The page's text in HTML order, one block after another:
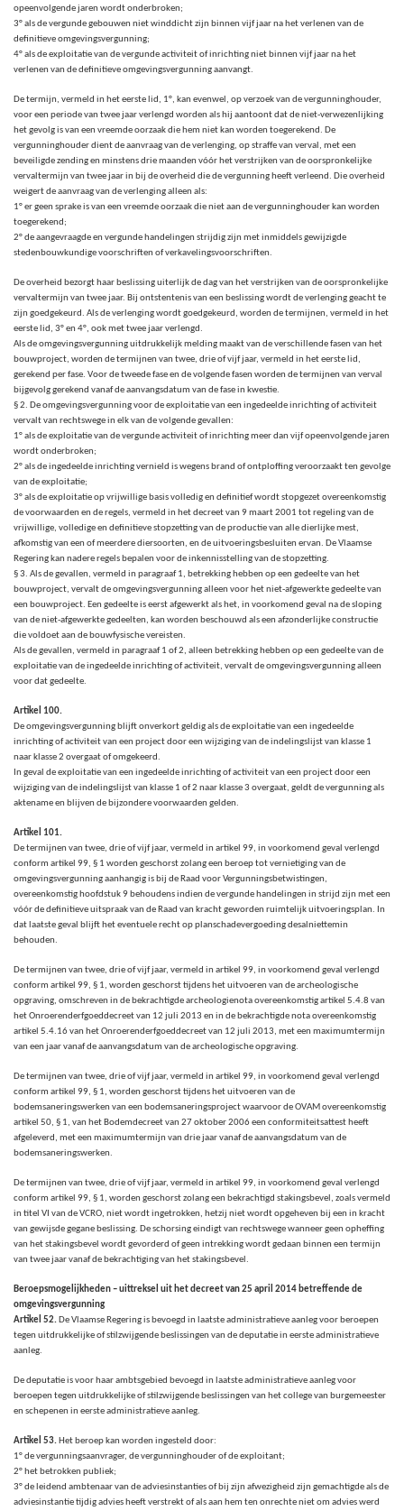
opeenvolgende jaren wordt onderbroken;
3° als de vergunde gebouwen niet winddicht zijn binnen vijf jaar na het verlenen van de
definitieve omgevingsvergunning;
4° als de exploitatie van de vergunde activiteit of inrichting niet binnen vijf jaar na het
verlenen van de definitieve omgevingsvergunning aanvangt.
De termijn, vermeld in het eerste lid, 1°, kan evenwel, op verzoek van de vergunninghouder,
voor een periode van twee jaar verlengd worden als hij aantoont dat de niet-verwezenlijking
het gevolg is van een vreemde oorzaak die hem niet kan worden toegerekend. De
vergunninghouder dient de aanvraag van de verlenging, op straffe van verval, met een
beveiligde zending en minstens drie maanden vóór het verstrijken van de oorspronkelijke
vervaltermijn van twee jaar in bij de overheid die de vergunning heeft verleend. Die overheid
weigert de aanvraag van de verlenging alleen als:
1° er geen sprake is van een vreemde oorzaak die niet aan de vergunninghouder kan worden
toegerekend;
2° de aangevraagde en vergunde handelingen strijdig zijn met inmiddels gewijzigde
stedenbouwkundige voorschriften of verkavelingsvoorschriften.
De overheid bezorgt haar beslissing uiterlijk de dag van het verstrijken van de oorspronkelijke
vervaltermijn van twee jaar. Bij ontstentenis van een beslissing wordt de verlenging geacht te
zijn goedgekeurd. Als de verlenging wordt goedgekeurd, worden de termijnen, vermeld in het
eerste lid, 3° en 4°, ook met twee jaar verlengd.
Als de omgevingsvergunning uitdrukkelijk melding maakt van de verschillende fasen van het
bouwproject, worden de termijnen van twee, drie of vijf jaar, vermeld in het eerste lid,
gerekend per fase. Voor de tweede fase en de volgende fasen worden de termijnen van verval
bijgevolg gerekend vanaf de aanvangsdatum van de fase in kwestie.
§ 2. De omgevingsvergunning voor de exploitatie van een ingedeelde inrichting of activiteit
vervalt van rechtswege in elk van de volgende gevallen:
1° als de exploitatie van de vergunde activiteit of inrichting meer dan vijf opeenvolgende jaren
wordt onderbroken;
2° als de ingedeelde inrichting vernield is wegens brand of ontploffing veroorzaakt ten gevolge
van de exploitatie;
3° als de exploitatie op vrijwillige basis volledig en definitief wordt stopgezet overeenkomstig
de voorwaarden en de regels, vermeld in het decreet van 9 maart 2001 tot regeling van de
vrijwillige, volledige en definitieve stopzetting van de productie van alle dierlijke mest,
afkomstig van een of meerdere diersoorten, en de uitvoeringsbesluiten ervan. De Vlaamse
Regering kan nadere regels bepalen voor de inkennisstelling van de stopzetting.
§ 3. Als de gevallen, vermeld in paragraaf 1, betrekking hebben op een gedeelte van het
bouwproject, vervalt de omgevingsvergunning alleen voor het niet-afgewerkte gedeelte van
een bouwproject. Een gedeelte is eerst afgewerkt als het, in voorkomend geval na de sloping
van de niet-afgewerkte gedeelten, kan worden beschouwd als een afzonderlijke constructie
die voldoet aan de bouwfysische vereisten.
Als de gevallen, vermeld in paragraaf 1 of 2, alleen betrekking hebben op een gedeelte van de
exploitatie van de ingedeelde inrichting of activiteit, vervalt de omgevingsvergunning alleen
voor dat gedeelte.
Artikel 100.
De omgevingsvergunning blijft onverkort geldig als de exploitatie van een ingedeelde
inrichting of activiteit van een project door een wijziging van de indelingslijst van klasse 1
naar klasse 2 overgaat of omgekeerd.
In geval de exploitatie van een ingedeelde inrichting of activiteit van een project door een
wijziging van de indelingslijst van klasse 1 of 2 naar klasse 3 overgaat, geldt de vergunning als
aktename en blijven de bijzondere voorwaarden gelden.
Artikel 101.
De termijnen van twee, drie of vijf jaar, vermeld in artikel 99, in voorkomend geval verlengd
conform artikel 99, § 1 worden geschorst zolang een beroep tot vernietiging van de
omgevingsvergunning aanhangig is bij de Raad voor Vergunningsbetwistingen,
overeenkomstig hoofdstuk 9 behoudens indien de vergunde handelingen in strijd zijn met een
vóór de definitieve uitspraak van de Raad van kracht geworden ruimtelijk uitvoeringsplan. In
dat laatste geval blijft het eventuele recht op planschadevergoeding desalniettemin
behouden.
De termijnen van twee, drie of vijf jaar, vermeld in artikel 99, in voorkomend geval verlengd
conform artikel 99, § 1, worden geschorst tijdens het uitvoeren van de archeologische
opgraving, omschreven in de bekrachtigde archeologienota overeenkomstig artikel 5.4.8 van
het Onroerenderfgoeddecreet van 12 juli 2013 en in de bekrachtigde nota overeenkomstig
artikel 5.4.16 van het Onroerenderfgoeddecreet van 12 juli 2013, met een maximumtermijn
van een jaar vanaf de aanvangsdatum van de archeologische opgraving.
De termijnen van twee, drie of vijf jaar, vermeld in artikel 99, in voorkomend geval verlengd
conform artikel 99, § 1, worden geschorst tijdens het uitvoeren van de
bodemsaneringswerken van een bodemsaneringsproject waarvoor de OVAM overeenkomstig
artikel 50, § 1, van het Bodemdecreet van 27 oktober 2006 een conformiteitsattest heeft
afgeleverd, met een maximumtermijn van drie jaar vanaf de aanvangsdatum van de
bodemsaneringswerken.
De termijnen van twee, drie of vijf jaar, vermeld in artikel 99, in voorkomend geval verlengd
conform artikel 99, § 1, worden geschorst zolang een bekrachtigd stakingsbevel, zoals vermeld
in titel VI van de VCRO, niet wordt ingetrokken, hetzij niet wordt opgeheven bij een in kracht
van gewijsde gegane beslissing. De schorsing eindigt van rechtswege wanneer geen opheffing
van het stakingsbevel wordt gevorderd of geen intrekking wordt gedaan binnen een termijn
van twee jaar vanaf de bekrachtiging van het stakingsbevel.
Beroepsmogelijkheden – uittreksel uit het decreet van 25 april 2014 betreffende de
omgevingsvergunning
Artikel 52. De Vlaamse Regering is bevoegd in laatste administratieve aanleg voor beroepen
tegen uitdrukkelijke of stilzwijgende beslissingen van de deputatie in eerste administratieve
aanleg.
De deputatie is voor haar ambtsgebied bevoegd in laatste administratieve aanleg voor
beroepen tegen uitdrukkelijke of stilzwijgende beslissingen van het college van burgemeester
en schepenen in eerste administratieve aanleg.
Artikel 53. Het beroep kan worden ingesteld door:
1° de vergunningsaanvrager, de vergunninghouder of de exploitant;
2° het betrokken publiek;
3° de leidend ambtenaar van de adviesinstanties of bij zijn afwezigheid zijn gemachtigde als de
adviesinstantie tijdig advies heeft verstrekt of als aan hem ten onrechte niet om advies werd